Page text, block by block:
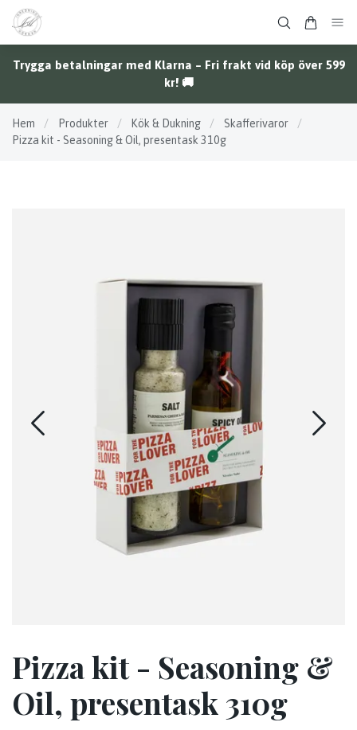
Trygga betalningar med Klarna – Fri frakt vid köp över 599
kr! 🚚
Hem / Produkter / Kök & Dukning / Skafferivaror
/
Pizza kit - Seasoning & Oil, presentask 310g
Pizza kit - Seasoning &
Oil, presentask 310g